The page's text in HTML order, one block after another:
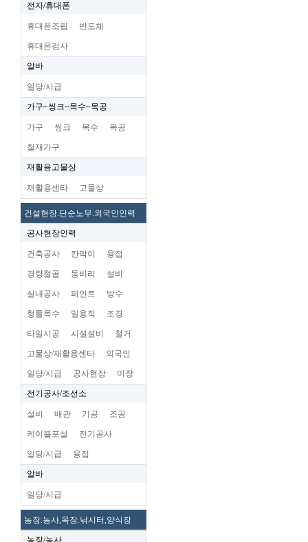
전자/휴대폰
휴대폰조립 반도체
휴대폰검사
알바
일당/시급
가구~씽크~목수~목공
가구 씽크 목수 목공
철재가구
재활용고물상
재활용센타 고물상
건설현장.단순노무.외국인인력
공사현장인력
건축공사 칸막이 용접
경량철골 동바리 설비
실내공사 페인트 방수
형틀목수 일용직 조경
타일시공 시설설비 철거
고물상/재활용센타 외국인
일당/시급 공사현장 미장
전기공사/조선소
설비 배관 기공 조공
케이블포설 전기공사
일당/시급 용접
알바
일당/시급
농장.농사,목장.낚시터,양식장
농장/농사